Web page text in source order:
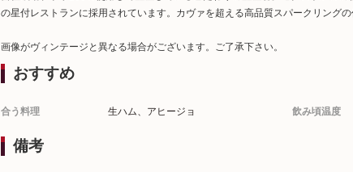
の星付レストランに採用されています。カヴァを超える高品質スパークリングの
画像がヴィンテージと異なる場合がございます。ご了承下さい。
おすすめ
合う料理 生ハム、アヒージョ 飲み頃温度
備考